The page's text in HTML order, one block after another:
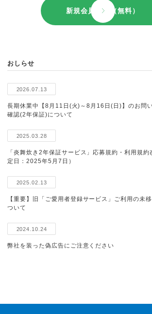
新規会員登録（無料）
おしらせ
2026.07.13
長期休業中【8月11日(火)～8月16日(日)】のお問
確認(2年保証)について
2025.03.28
「炎舞炊き2年保証サービス」応募規約・利用規
定日：2025年5月7日）
2025.02.13
【重要】旧「ご愛用者登録サービス」ご利用の未
ついて
2024.10.24
弊社を装った偽広告にご注意ください